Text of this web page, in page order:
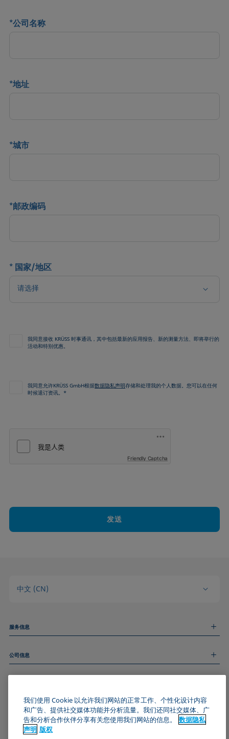
*公司名称
*地址
*城市
*邮政编码
* 国家/地区
请选择
我同意接收 KRÜSS 时事通讯，其中包括最新的应用报告、新的测量方法、即将举行的
活动和特别优惠。
我同意允许KRÜSS GmbH根据数据隐私声明存储和处理我的个人数据。您可以在任何
时候退订资讯。*
Friendly Captcha
发送
中文 (CN)
服务信息
技术服务
和我们取得联系
公司信息
关于我们
数据隐私声明
Cookie政策
加入KRÜSS社区
我们使用 Cookie 以允许我们网站的正常工作、个性化设计内容
和广告、提供社交媒体功能并分析流量。我们还同社交媒体、广
告和分析合作伙伴分享有关您使用我们网站的信息。
数据隐私
声明 版权